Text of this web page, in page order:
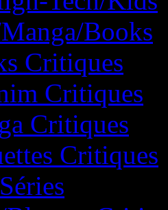
Books
Critiques
Critiques
Critiques
Critiques